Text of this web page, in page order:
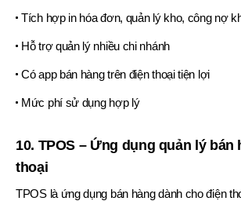
Tích hợp in hóa đơn, quản lý kho, công nợ
Hỗ trợ quản lý nhiều chi nhánh
Có app bán hàng trên điện thoại tiện lợi
Mức phí sử dụng hợp lý
10. TPOS – Ứng dụng quản lý bán
thoại
TPOS là ứng dụng bán hàng dành cho điện